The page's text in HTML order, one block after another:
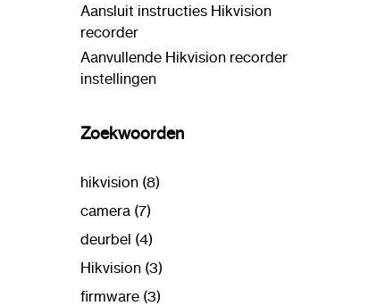
Aansluit instructies Hikvision
recorder
Aanvullende Hikvision recorder
instellingen
Zoekwoorden
hikvision (8)
camera (7)
deurbel (4)
Hikvision (3)
firmware (3)